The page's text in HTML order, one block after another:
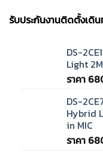
รับประกันงานติดตั้งเดิ
DS-
Light
ราคา
DS-
Hybrid
in MIC
ราคา